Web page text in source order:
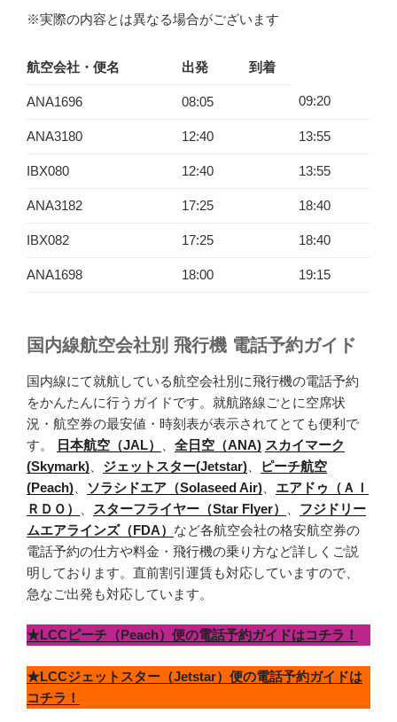
※実際の内容とは異なる場合がございます
航空会社・便名 出発 到着
ANA1696 08:05 09:20
ANA3180 12:40 13:55
IBX080 12:40 13:55
ANA3182 17:25 18:40
IBX082 17:25 18:40
ANA1698 18:00 19:15
国内線航空会社別 飛行機 電話予約ガイド
国内線にて就航している航空会社別に飛行機の電話予約
をかんたんに行うガイドです。就航路線ごとに空席状
況・航空券の最安値・時刻表が表示されてとても便利で
す。
日本航空（JAL） 全日空（ANA) スカイマーク
(Skymark)
ジェットスター(Jetstar)
ピーチ航空
(Peach)
ソラシドエア（Solaseed Air)
エアドゥ（ＡＩ
ＲＤＯ）
スターフライヤー（Star Flyer）
フジドリー
ムエアラインズ（FDA） など各航空会社の格安航空券の
電話予約の仕方や料金・飛行機の乗り方など詳しくご説
明しております。直前割引運賃も対応していますので、
急なご出発も対応しています。
★LCCピーチ（Peach）便の電話予約ガイドはコチラ！
★LCCジェットスター（Jetstar）便の電話予約ガイドは
コチラ！